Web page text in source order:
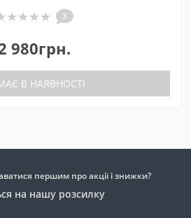
3
980грн.
В НАЯВНОСТІ
першим про акції і знижки?
на нашу розсилку